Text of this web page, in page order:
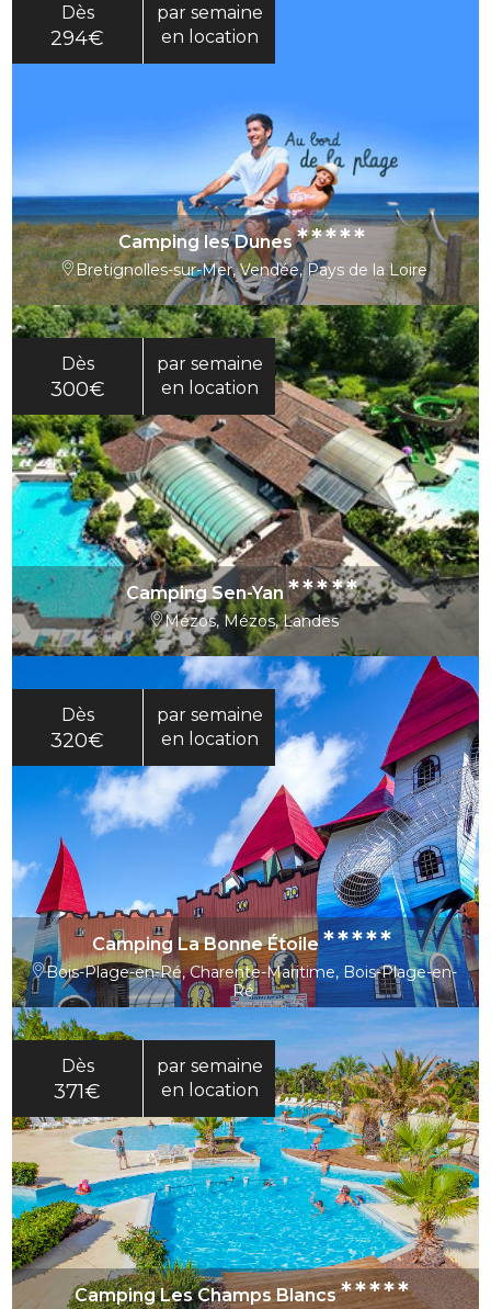
Dès
294€
par semaine
en location
Camping les Dunes*****
Bretignolles-sur-Mer, Vendée, Pays de la Loire
Dès
300€
par semaine
en location
Camping Sen-Yan *****
Mézos, Mézos, Landes
Dès
320€
par semaine
en location
Camping La Bonne Étoile*****
Bois-Plage-en-Ré, Charente-Maritime, Bois-Plage-en-
Ré
Dès
371€
par semaine
en location
Camping Les Champs Blancs*****